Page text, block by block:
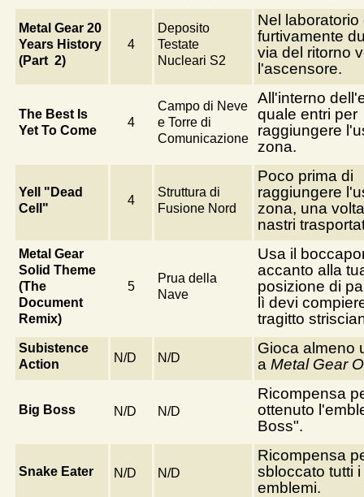
Metal Gear 20
Years History
(Part 2)
4
Deposito
Testate
Nucleari S2
Nel laboratorio
furtivamente
via del ritorno
l'ascensore.
The Best Is
Yet To Come
4
Campo di Neve
e Torre di
Comunicazione
All'interno
quale entri per
raggiungere
zona.
Yell "Dead
Cell"
4
Struttura di
Fusione Nord
Poco prima di
raggiungere
zona, una
nastri
Metal Gear
Solid Theme
(The
Document
Remix)
5
Prua della
Nave
Usa il
accanto alla
posizione di
lì devi
tragitto
Subistence
Action
N/D N/D
Gioca almeno
a Metal Gear
Big Boss N/D N/D
Ricompensa
ottenuto
Boss".
Snake Eater N/D N/D
Ricompensa
sbloccato tutti
emblemi.